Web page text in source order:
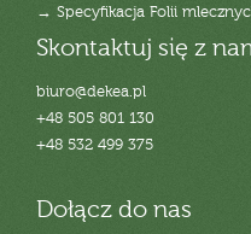
→ Specyfikacja Folii
Skontaktuj się z
biuro@dekea.pl
+48 505 801 130
+48 532 499 375
Dołącz do nas